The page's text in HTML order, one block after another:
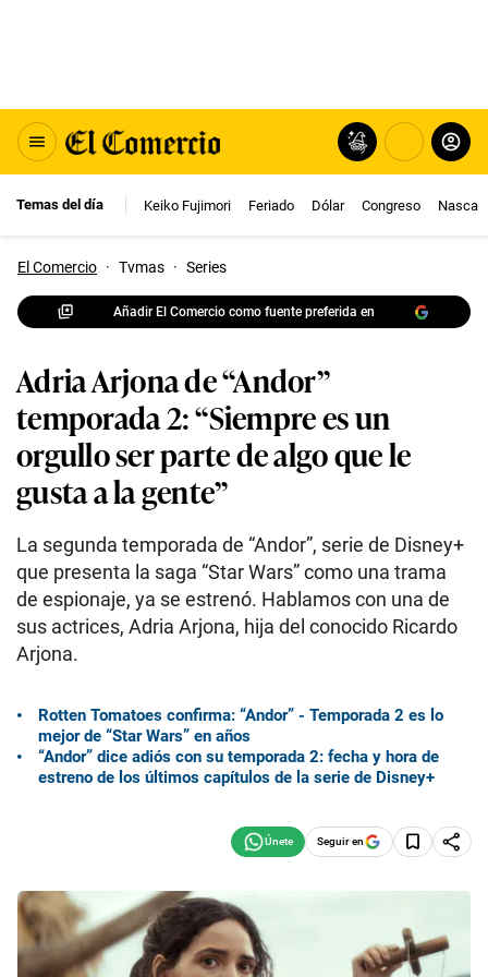
Temas del día Keiko Fujimori Feriado Dólar Congreso Nasca
El Comercio · Tvmas · Series
Añadir El Comercio como fuente preferida en
Adria Arjona de “Andor”
temporada 2: “Siempre es un
orgullo ser parte de algo que le
gusta a la gente”
La segunda temporada de “Andor”, serie de Disney+
que presenta la saga “Star Wars” como una trama
de espionaje, ya se estrenó. Hablamos con una de
sus actrices, Adria Arjona, hija del conocido Ricardo
Arjona.
Rotten Tomatoes confirma: “Andor” - Temporada 2 es lo
mejor de “Star Wars” en años
“Andor” dice adiós con su temporada 2: fecha y hora de
estreno de los últimos capítulos de la serie de Disney+
Seguir en